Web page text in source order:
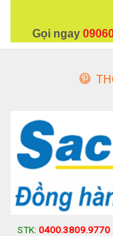
Gọi ngay
STK: 0400.3809.9770